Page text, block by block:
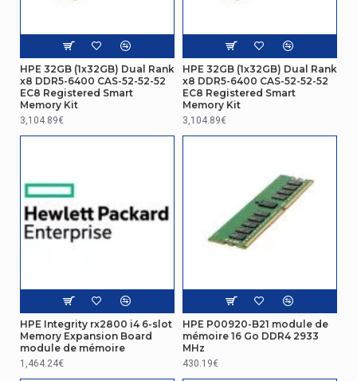
HPE 32GB (1x32GB) Dual Rank
x8 DDR5-6400 CAS-52-52-52
EC8 Registered Smart
Memory Kit
3,104.89€
HPE 32GB (1x32GB) Dual Rank
x8 DDR5-6400 CAS-52-52-52
EC8 Registered Smart
Memory Kit
3,104.89€
HPE Integrity rx2800 i4 6-slot
Memory Expansion Board
module de mémoire
1,464.24€
HPE P00920-B21 module de
mémoire 16 Go DDR4 2933
MHz
430.19€